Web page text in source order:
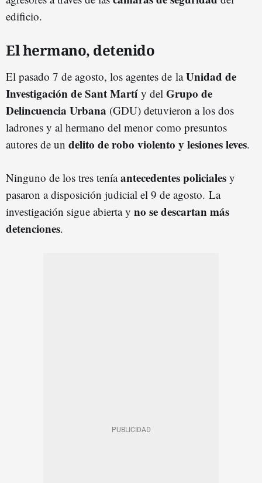
edificio.
El hermano, detenido
El pasado 7 de agosto, los agentes de laUnidad de
Investigación de Sant Martíy del Grupo de
Delincuencia Urbana (GDU) detuvieron a los dos
ladrones y al hermano del menor como presuntos
autores de un delito de robo violento y lesiones leves.
Ninguno de los tres teníaantecedentes policiales y
pasaron a disposición judicial el 9 de agosto. La
investigación sigue abierta y no se descartan más
detenciones.